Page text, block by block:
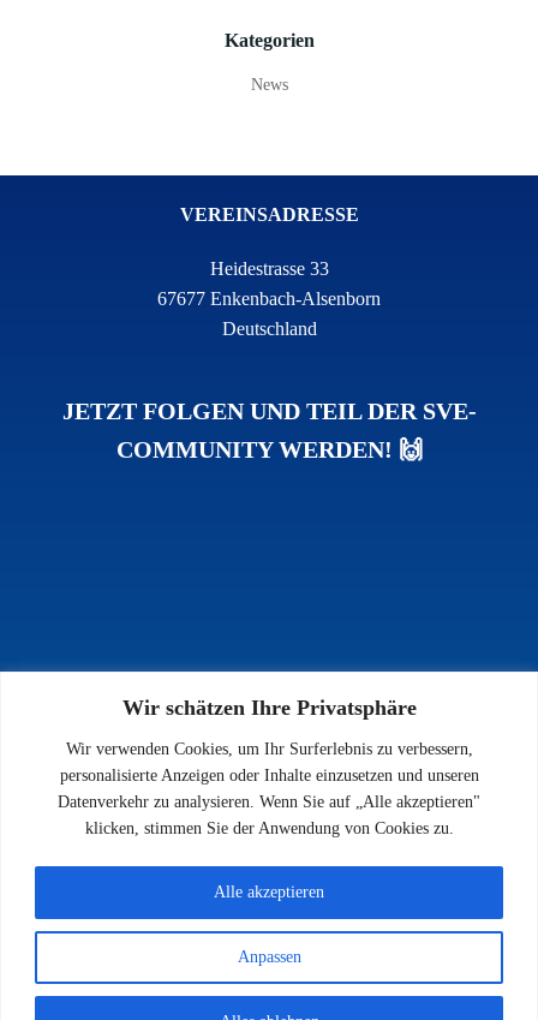
Wir schätzen Ihre Privatsphäre
Wir verwenden Cookies, um Ihr Surferlebnis zu verbessern,
personalisierte Anzeigen oder Inhalte einzusetzen und unseren
Datenverkehr zu analysieren. Wenn Sie auf „Alle akzeptieren"
klicken, stimmen Sie der Anwendung von Cookies zu.
Anpassen
Alle akzeptieren
Kategorien
News
VEREINSADRESSE
Heidestrasse 33
67677 Enkenbach-Alsenborn
Deutschland
JETZT FOLGEN UND TEIL DER SVE-
COMMUNITY WERDEN! 🙌
INFOS
Impressum
Datenschutz
Kontakt
© 2026 SV 1923 Enkenbach e.V.